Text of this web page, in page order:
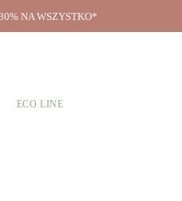
NA WSZYSTKO*
ECO LINE